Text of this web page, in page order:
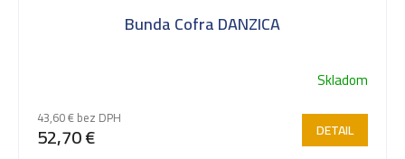
Bunda Cofra DANZICA
Skladom
43,60 € bez DPH
52,70 € DETAIL